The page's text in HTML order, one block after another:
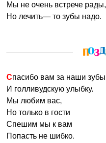
Мы не очень встрече рады,
Но лечить— то зубы надо.
Спасибо вам за наши зубы
И голливудскую улыбку.
Мы любим вас,
Но только в гости
Спешим мы к вам
Попасть не шибко.